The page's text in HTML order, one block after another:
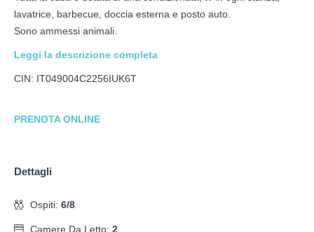
lavatrice, barbecue, doccia esterna e posto auto.
Sono ammessi animali.
Leggi la descrizione completa
CIN: IT049004C2256IUK6T
PRENOTA ONLINE
Dettagli
Ospiti: 6/8
Camere Da Letto: 2